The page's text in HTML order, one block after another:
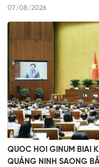
07/08/2026
QUOC HOI GINUM BIAI
QUẢNG NINH SAONG